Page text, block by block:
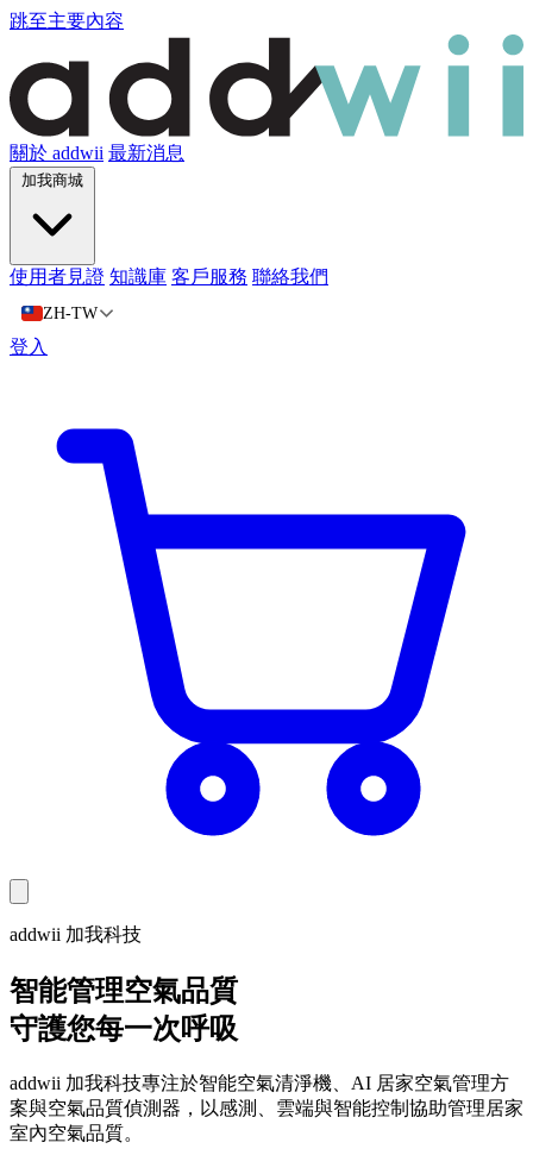
跳至主要內容
關於 addwii 最新消息
加我商城
使用者見證 知識庫 客戶服務 聯絡我們
ZH-TW
登入
addwii 加我科技
智能管理空氣品質
守護您每一次呼吸
addwii 加我科技專注於智能空氣清淨機、AI 居家空氣管理方
案與空氣品質偵測器，以感測、雲端與智能控制協助管理居家
室內空氣品質。